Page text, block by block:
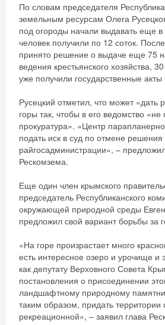
По словам председателя
земельным ресурсам Олега
под огороды начали выдавать еще в
человек получили по 12 соток.
принято решение о выдаче еще 75
ведения крестьянского хозяйства,
уже получили государственные
Русецкий отметил, что может «дать
горы так, чтобы в его ведомство
прокуратура». «Центр
подать иск в суд по отмене решения
райгосадминистрации», –
Рескомзема.
Еще один член крымского
председатель Республиканского
окружающей природной среды
предложил свой вариант борьбы за
«На горе произрастает много
есть интересное озеро и урочище и
как депутату Верховного Совета
постановления о присоединении
ландшафтному природному
таким образом, придать территории
рекреационной», – заявил глава